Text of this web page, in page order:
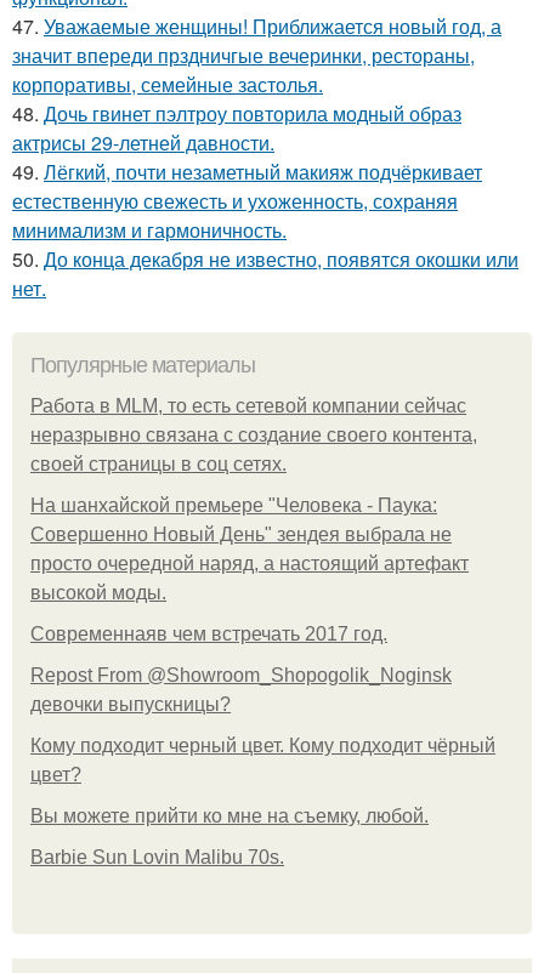
47. Уважаемые женщины! Приближается новый год, а
значит впереди прздничгые вечеринки, рестораны,
корпоративы, семейные застолья.
48. Дочь гвинет пэлтроу повторила модный образ
актрисы 29-летней давности.
49. Лёгкий, почти незаметный макияж подчёркивает
естественную свежесть и ухоженность, сохраняя
минимализм и гармоничность.
50. До конца декабря не известно, появятся окошки или
нет.
Популярные материалы
Работа в MLM, то есть сетевой компании сейчас
неразрывно связана с создание своего контента,
своей страницы в соц сетях.
На шанхайской премьере "Человека - Паука:
Совершенно Новый День" зендея выбрала не
просто очередной наряд, а настоящий артефакт
высокой моды.
Современнаяв чем встречать 2017 год.
Repost From @Showroom_Shopogolik_Noginsk
девочки выпускницы?
Кому подходит черный цвет. Кому подходит чёрный
цвет?
Вы можете прийти ко мне на съемку, любой.
Barbie Sun Lovin Malibu 70s.